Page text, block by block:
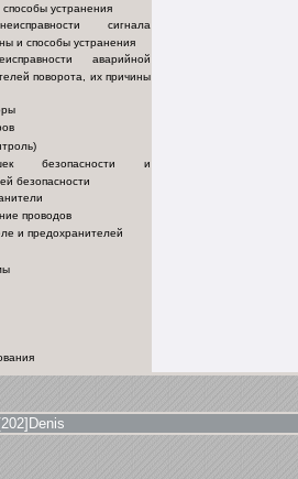
устранения
сигнала
и способы устранения
аварийной
поворота, их причины
безопасности и
безопасности
проводов
и предохранителей